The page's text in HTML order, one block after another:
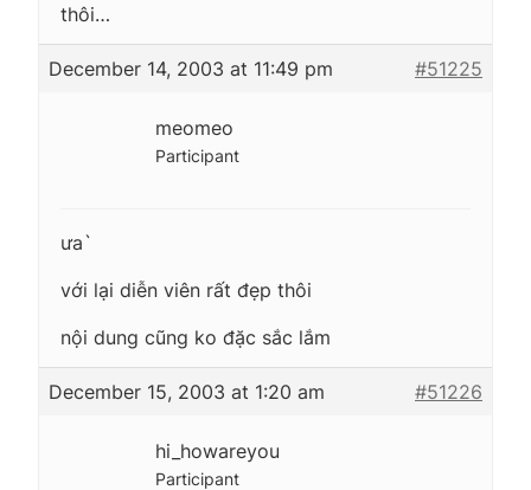
thôi…
December 14, 2003 at 11:49 pm #51225
meomeo
Participant
ưa`
với lại diễn viên rất đẹp thôi
nội dung cũng ko đặc sắc lắm
December 15, 2003 at 1:20 am #51226
hi_howareyou
Participant